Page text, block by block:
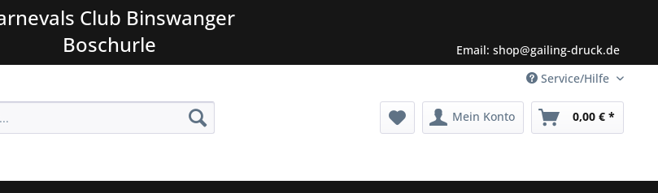
Club Binswanger
Boschurle
Email: shop@gailing-druck.de
Service/Hilfe
Mein Konto 0,00 € *